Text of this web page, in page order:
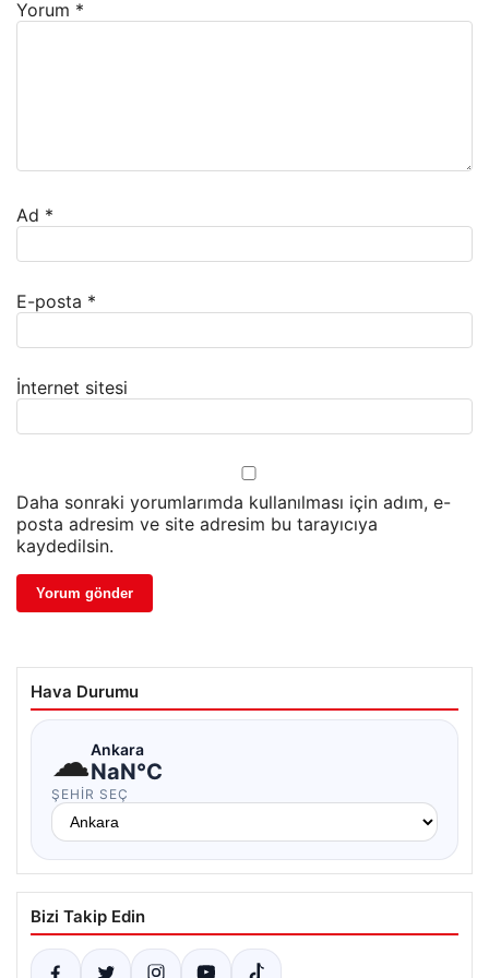
Yorum *
Ad *
E-posta *
İnternet sitesi
Daha sonraki yorumlarımda kullanılması için adım, e-
posta adresim ve site adresim bu tarayıcıya
kaydedilsin.
Hava Durumu
☁Ankara
NaN°C
ŞEHIR SEÇ
Bizi Takip Edin